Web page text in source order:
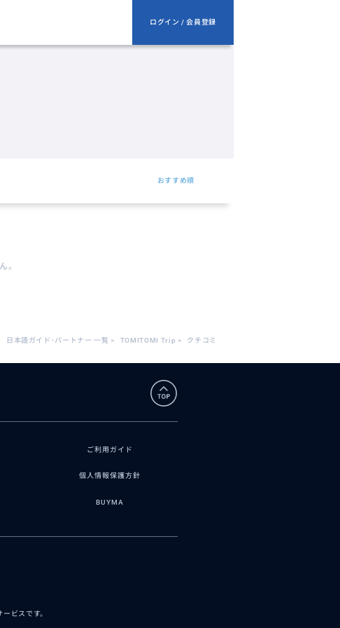
ログイン / 会員登録
おすすめ順
。
日本語ガイド･パートナー 一覧 > TOMITOMI Trip > クチコミ
ご利用ガイド
個人情報保護方針
BUYMA
ビスです。